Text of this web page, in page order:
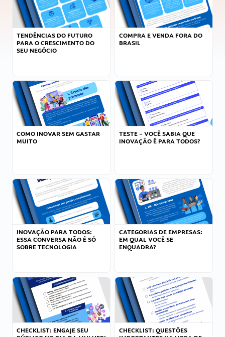
TENDÊNCIAS DO FUTURO
PARA O CRESCIMENTO DO
SEU NEGÓCIO
COMPRA E VENDA FORA DO
BRASIL
COMO INOVAR SEM GASTAR
MUITO
TESTE – VOCÊ SABIA QUE
INOVAÇÃO É PARA TODOS?
INOVAÇÃO PARA TODOS:
ESSA CONVERSA NÃO É SÓ
SOBRE TECNOLOGIA
CATEGORIAS DE EMPRESAS:
EM QUAL VOCÊ SE
ENQUADRA?
CHECKLIST: ENGAJE SEU
CHECKLIST: QUESTÕES